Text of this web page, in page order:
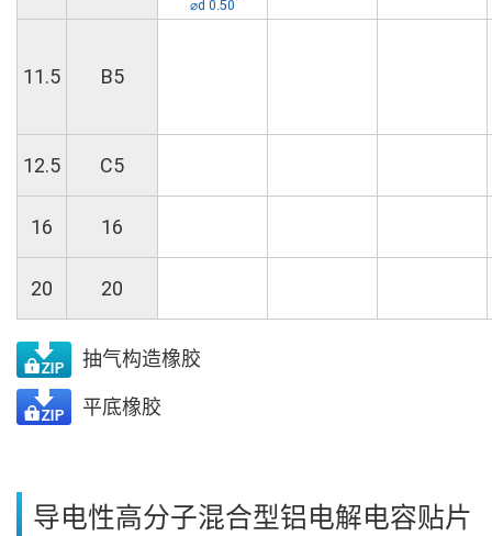
⌀d 0.50
11.5 B5
12.5 C5
16 16
20 20
抽气构造橡胶
平底橡胶
导电性高分子混合型铝电解电容贴片